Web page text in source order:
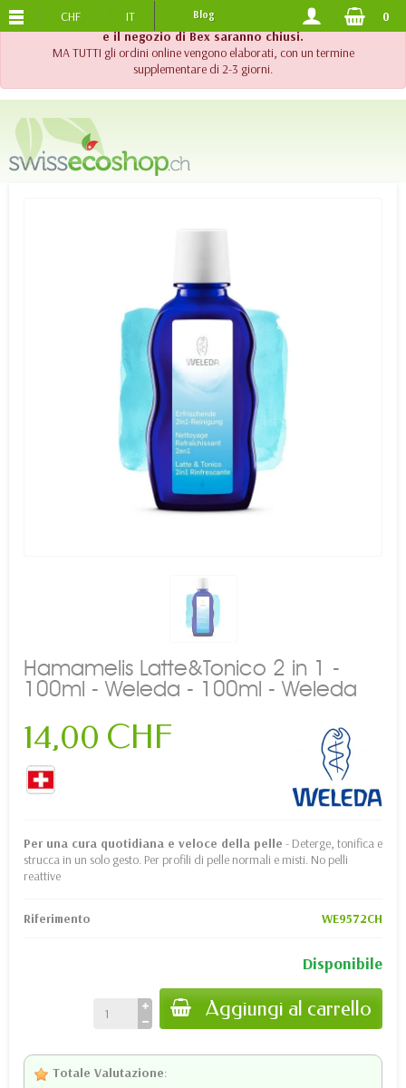
!! Importante !! Fino al 20 agosto 2026, l'assistenza telefonica
e il negozio di Bex saranno chiusi.
MA TUTTI gli ordini online vengono elaborati, con un termine
supplementare di 2-3 giorni.
SPEDIZIONE GRATUITADA 120.-
CHF IT Blog 0
Hamamelis Latte&Tonico 2 in 1 -
100ml - Weleda - 100ml - Weleda
14,00 CHF
Per una cura quotidiana e veloce della pelle - Deterge, tonifica e
strucca in un solo gesto. Per profili di pelle normali e misti. No pelli
reattive
Riferimento WE9572CH
Disponibile
Aggiungi al carrello
Totale Valutazione: